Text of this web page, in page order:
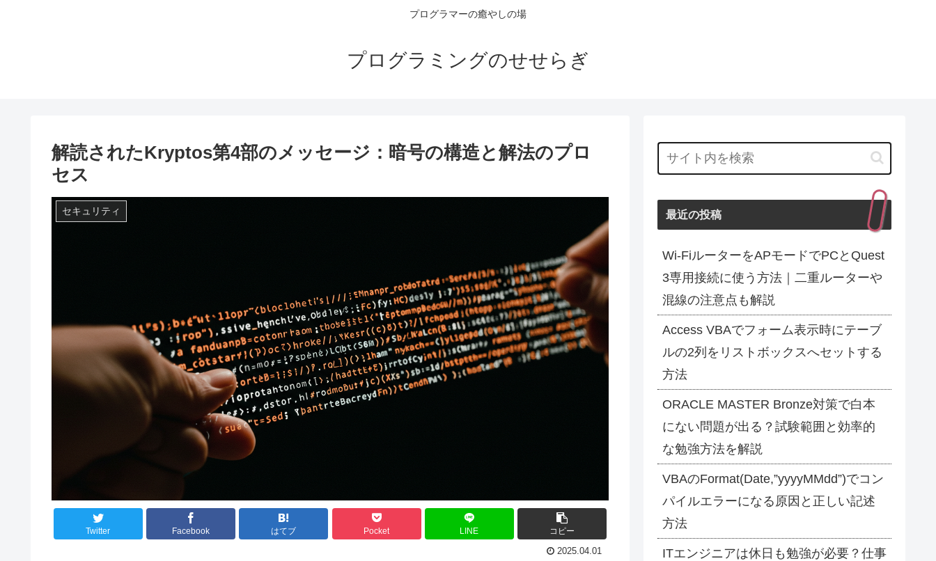
プログラマーの癒やしの場
プログラミングのせせらぎ
解読されたKryptos第4部のメッセージ：暗号の構造と解法のプロ
セス
セキュリティ
Twitter Facebook はてブ Pocket LINE コピー
2025.04.01
最近の投稿
Wi-FiルーターをAPモードでPCとQuest
3専用接続に使う方法｜二重ルーターや
混線の注意点も解説
Access VBAでフォーム表示時にテーブ
ルの2列をリストボックスへセットする
方法
ORACLE MASTER Bronze対策で白本
にない問題が出る？試験範囲と効率的
な勉強方法を解説
VBAのFormat(Date,”yyyyMMdd”)でコン
パイルエラーになる原因と正しい記述
方法
ITエンジニアは休日も勉強が必要？仕事